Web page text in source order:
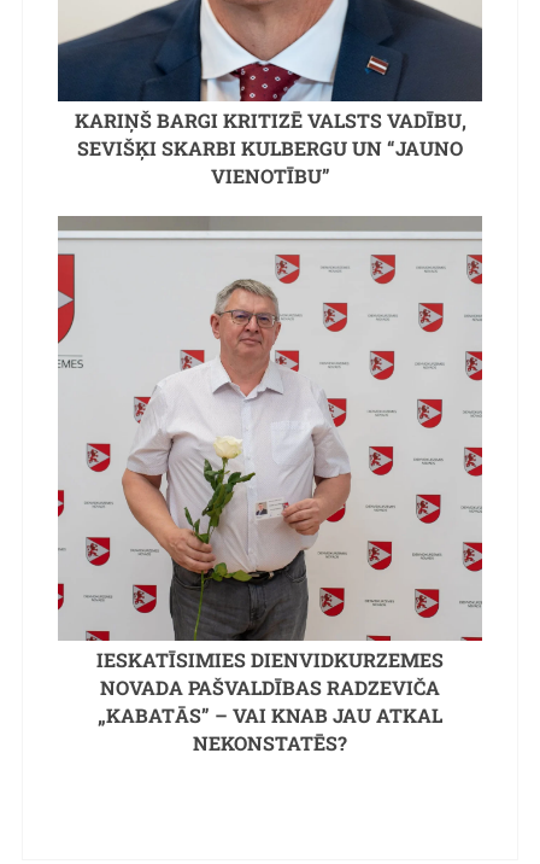
KARIŅŠ BARGI KRITIZĒ VALSTS VADĪBU,
SEVIŠĶI SKARBI KULBERGU UN “JAUNO
VIENOTĪBU”
IESKATĪSIMIES DIENVIDKURZEMES
NOVADA PAŠVALDĪBAS RADZEVIČA
„KABATĀS” – VAI KNAB JAU ATKAL
NEKONSTATĒS?